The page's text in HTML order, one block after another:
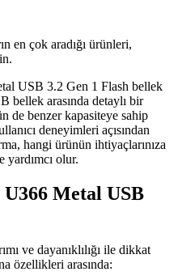
en çok aradığı ürünleri,
USB 3.2 Gen 1 Flash bellek
bellek arasında detaylı bir
de benzer kapasiteye sahip
deneyimleri açısından
hangi ürünün ihtiyaçlarınıza
olur.
Metal USB
ve dayanıklılığı ile dikkat
özellikleri arasında: